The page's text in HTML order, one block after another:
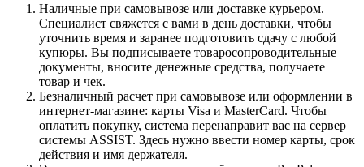
Наличные при самовывозе или доставке курьером.
Специалист свяжется с вами в день доставки, чтобы
уточнить время и заранее подготовить сдачу с любой
купюры. Вы подписываете товаросопроводительные
документы, вносите денежные средства, получаете
товар и чек.
Безналичный расчет при самовывозе или оформлении в
интернет-магазине: карты Visa и MasterCard. Чтобы
оплатить покупку, система перенаправит вас на сервер
системы ASSIST. Здесь нужно ввести номер карты, срок
действия и имя держателя.